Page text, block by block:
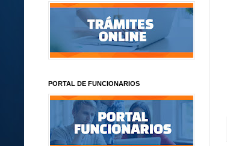
PORTAL DE FUNCIONARIOS